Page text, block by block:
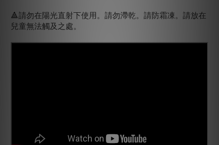
🔺請勿在陽光直射下使用。請勿滯乾。請防霜凍。請放在
兒童無法觸及之處。